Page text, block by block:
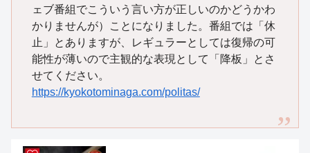
ェブ番組でこういう言い方が正しいのかどうかわ
かりませんが）ことになりました。番組では「休
止」とありますが、レギュラーとしては復帰の可
能性が薄いので主観的な表現として「降板」とさ
せてください。
https://kyokotominaga.com/politas/